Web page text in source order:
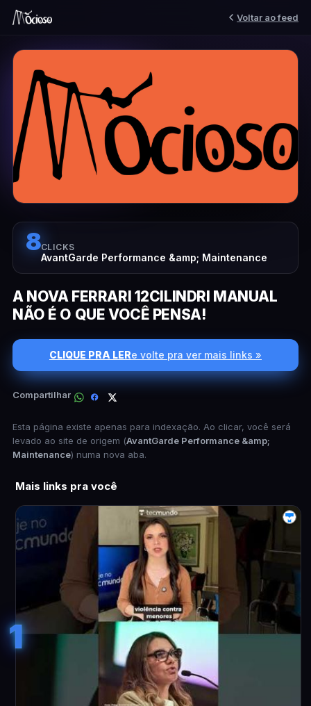
Voltar ao feed
8CLICKS
AvantGarde Performance &amp; Maintenance
A NOVA FERRARI 12CILINDRI MANUAL
NÃO É O QUE VOCÊ PENSA!
CLIQUE PRA LERe volte pra ver mais links »
Compartilhar
Esta página existe apenas para indexação. Ao clicar, você será
levado ao site de origem (AvantGarde Performance &amp;
Maintenance) numa nova aba.
Mais links pra você
1